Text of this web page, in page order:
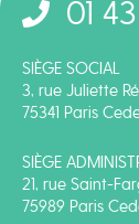
01
SIÈGE SOCIAL
3, rue Juliette
75341 Paris
SIÈGE
21, rue Saint-
75989 Paris